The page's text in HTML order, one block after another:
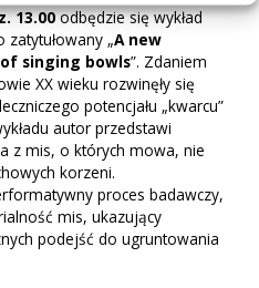
13.00odbędzie się wykład
zatytułowany „A new
singing bowls”. Zdaniem
XX wieku rozwinęły się
potencjału „kwarcu”
autor przedstawi
z mis, o których mowa, nie
korzeni.
proces badawczy,
mis, ukazujący
podejść do ugruntowania